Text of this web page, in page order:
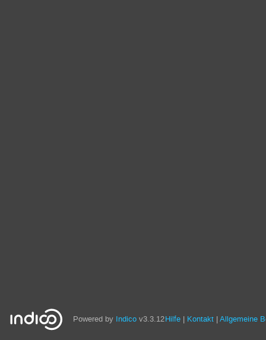
Powered by Indico v3.3.12Hilfe Kontakt Allgemeine